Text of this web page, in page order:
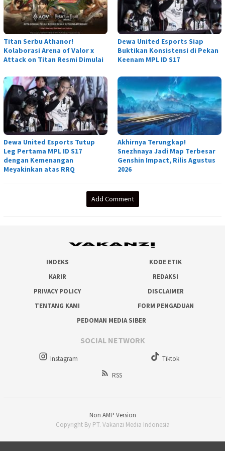
Titan Serbu Athanor!
Kolaborasi Arena of Valor x
Attack on Titan Resmi Dimulai
Dewa United Esports Siap
Buktikan Konsistensi di Pekan
Keenam MPL ID S17
Dewa United Esports Tutup
Leg Pertama MPL ID S17
dengan Kemenangan
Meyakinkan atas RRQ
Akhirnya Terungkap!
Snezhnaya Jadi Map Terbesar
Genshin Impact, Rilis Agustus
2026
Add Comment
INDEKS
KODE ETIK
KARIR
REDAKSI
PRIVACY POLICY
DISCLAIMER
TENTANG KAMI
FORM PENGADUAN
PEDOMAN MEDIA SIBER
SOCIAL NETWORK
Instagram
Tiktok
RSS
Non AMP Version
Copyright By PT. Vakanzi Media Indonesia